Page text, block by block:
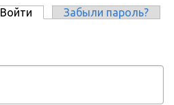
Войти (активная вкладка)
Забыли пароль?